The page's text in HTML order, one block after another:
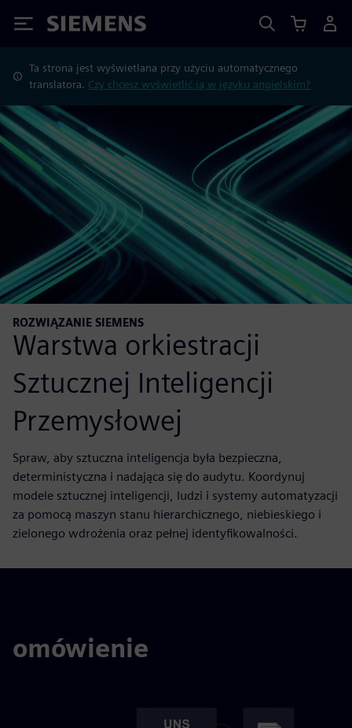
Siemens
Ta strona jest wyświetlana przy użyciu automatycznego
translatora. Czy chcesz wyświetlić ją w języku angielskim?
ROZWIĄZANIE SIEMENS
Warstwa orkiestracji
Sztucznej Inteligencji
Przemysłowej
Spraw, aby sztuczna inteligencja była bezpieczna,
deterministyczna i nadająca się do audytu. Koordynuj
modele sztucznej inteligencji, ludzi i systemy automatyzacji
za pomocą maszyn stanu hierarchicznego, niebieskiego i
zielonego wdrożenia oraz pełnej identyfikowalności.
omówienie